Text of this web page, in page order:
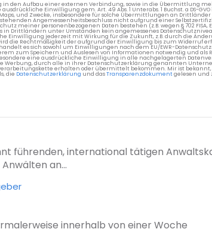
den Aufbau einer externen Verbindung, sowie in die Übermittlung
Einwilligung gem. Art. 49 Abs. 1 Unterabs. 1 Buchst. a
und Zwecke, insbesondere für solche Übermittlungen an Drittländer
Angemessenheitsbeschluss nicht aufgrund einer
meiner personenbezogenen Daten bestehen (z.B. wegen § 702
in Drittländern unter Umständen kein angemessenes
Einwilligung jederzeit mit Wirkung für die Zukunft, z.B. durch die
die Rechtmäßigkeit der aufgrund der Einwilligung bis zum
es sich sowohl um Einwilligungen nach dem EU/EWR-
zum Speichern und Auslesen von Informationen notwendig und
eine ausdrückliche Einwilligung in alle nachgelagerten
Werbung, durch alle in ihrer Datenschutzerklärung genannten
erhalten oder übermittelt bekommen. Mir ist bekannt,
die Datenschutzerklärung und dasTransparenzdokumentgelesen und
führenden, international tätigen
an...
innerhalb von einer Woche